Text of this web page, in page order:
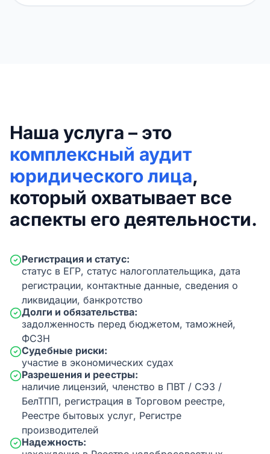
Наша услуга – это
комплексный аудит
юридического лица,
который охватывает все
аспекты его деятельности.
Регистрация и статус:
статус в ЕГР, статус налогоплательщика, дата
регистрации, контактные данные, сведения о
ликвидации, банкротство
Долги и обязательства:
задолженность перед бюджетом, таможней,
ФСЗН
Судебные риски:
участие в экономических судах
Разрешения и реестры:
наличие лицензий, членство в ПВТ / СЭЗ /
БелТПП, регистрация в Торговом реестре,
Реестре бытовых услуг, Регистре
производителей
Надежность: